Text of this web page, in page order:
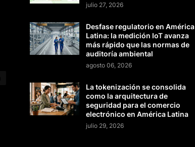
julio 27, 2026
Desfase regulatorio en América
Latina: la medición IoT avanza
más rápido que las normas de
auditoría ambiental
agosto 06, 2026
La tokenización se consolida
como la arquitectura de
seguridad para el comercio
electrónico en América Latina
julio 29, 2026